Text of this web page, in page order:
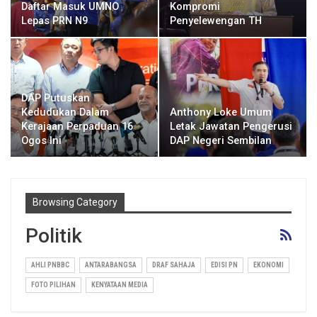
Daftar Masuk UMNO
Lepas PRN N9
Kompromi
Penyelewengan TH
DAP Putuskan
Kedudukan Dalam
Kerajaan Perpaduan 16
Ogos Ini
Anthony Loke Umum
Letak Jawatan Pengerusi
DAP Negeri Sembilan
Browsing Category
Politik
AHLI PNBBC ANTARABANGSA DRAF SAHAJA EDISI PN EKONOMI
FOTO PILIHAN KENYATAAN MEDIA